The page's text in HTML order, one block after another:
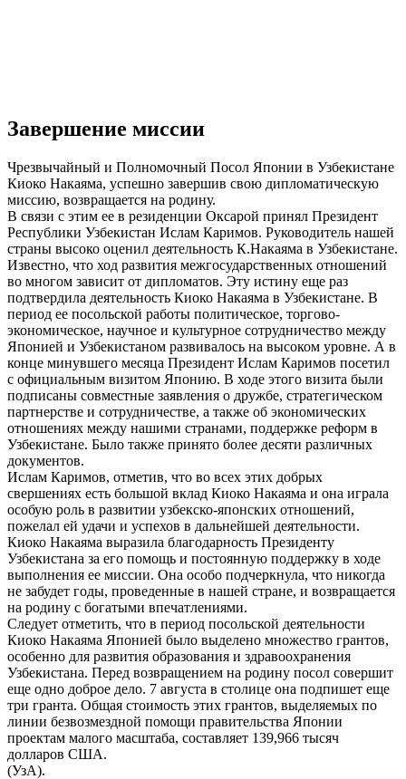
Завершение миссии
Чрезвычайный и Полномочный Посол Японии в Узбекистане
Киоко Накаяма, успешно завершив свою дипломатическую
миссию, возвращается на родину.
В связи с этим ее в резиденции Оксарой принял Президент
Республики Узбекистан Ислам Каримов. Руководитель нашей
страны высоко оценил деятельность К.Накаяма в Узбекистане.
Известно, что ход развития межгосударственных отношений
во многом зависит от дипломатов. Эту истину еще раз
подтвердила деятельность Киоко Накаяма в Узбекистане. В
период ее посольской работы политическое, торгово-
экономическое, научное и культурное сотрудничество между
Японией и Узбекистаном развивалось на высоком уровне. А в
конце минувшего месяца Президент Ислам Каримов посетил
с официальным визитом Японию. В ходе этого визита были
подписаны совместные заявления о дружбе, стратегическом
партнерстве и сотрудничестве, а также об экономических
отношениях между нашими странами, поддержке реформ в
Узбекистане. Было также принято более десяти различных
документов.
Ислам Каримов, отметив, что во всех этих добрых
свершениях есть большой вклад Киоко Накаяма и она играла
особую роль в развитии узбекско-японских отношений,
пожелал ей удачи и успехов в дальнейшей деятельности.
Киоко Накаяма выразила благодарность Президенту
Узбекистана за его помощь и постоянную поддержку в ходе
выполнения ее миссии. Она особо подчеркнула, что никогда
не забудет годы, проведенные в нашей стране, и возвращается
на родину с богатыми впечатлениями.
Следует отметить, что в период посольской деятельности
Киоко Накаяма Японией было выделено множество грантов,
особенно для развития образования и здравоохранения
Узбекистана. Перед возвращением на родину посол совершит
еще одно доброе дело. 7 августа в столице она подпишет еще
три гранта. Общая стоимость этих грантов, выделяемых по
линии безвозмездной помощи правительства Японии
проектам малого масштаба, составляет 139,966 тысяч
долларов США.
(УзА).